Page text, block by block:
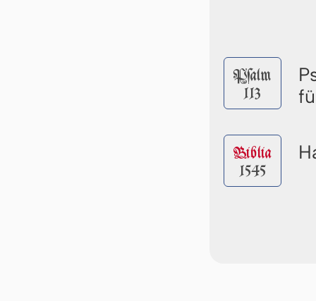
Pſalm
113
Biblia
1545